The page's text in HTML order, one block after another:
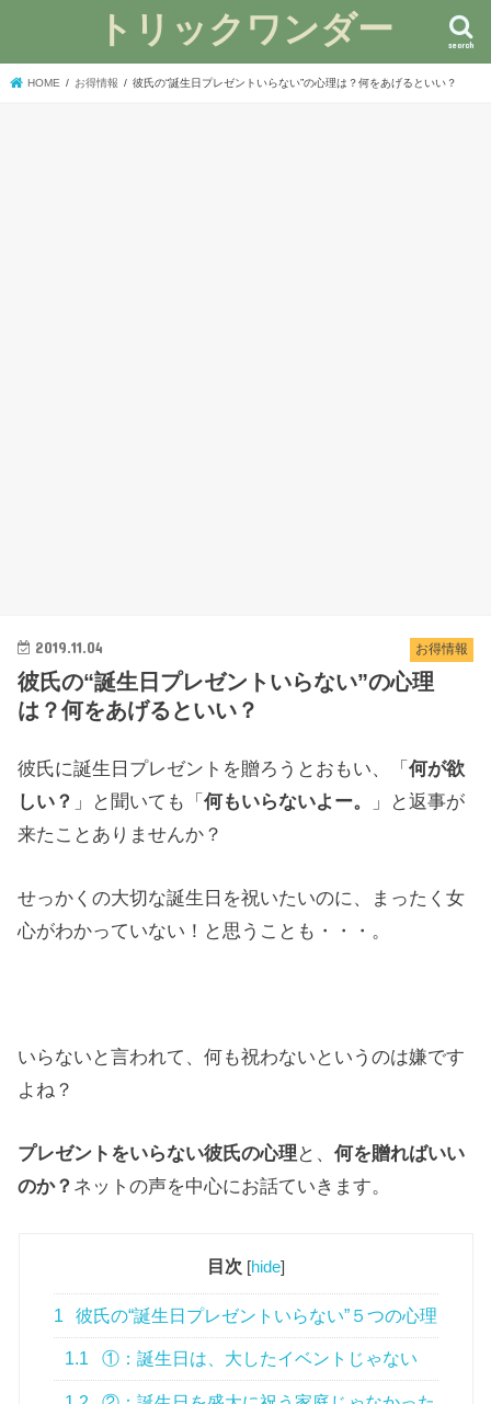
トリックワンダー search
HOME お得情報 彼氏の“誕生日プレゼントいらない”の心理は？何をあげるといい？
お得情報
2019.11.04
彼氏の“誕生日プレゼントいらない”の心理
は？何をあげるといい？
彼氏に誕生日プレゼントを贈ろうとおもい、「何が欲
しい？ 」と聞いても「何もいらないよー。
」と返事が
来たことありませんか？
せっかくの大切な誕生日を祝いたいのに、まったく女
心がわかっていない！と思うことも・・・。
いらないと言われて、何も祝わないというのは嫌です
よね？
プレゼントをいらない彼氏の心理 と、何を贈ればいい
のか？ ネットの声を中心にお話ていきます。
目次 [hide]
1 彼氏の“誕生日プレゼントいらない”５つの心理
1.1 ①：誕生日は、大したイベントじゃない